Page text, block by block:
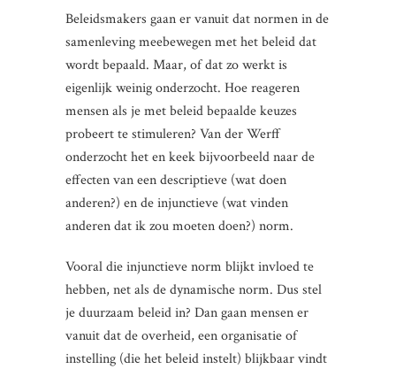
Beleidsmakers gaan er vanuit dat normen in de
samenleving meebewegen met het beleid dat
wordt bepaald. Maar, of dat zo werkt is
eigenlijk weinig onderzocht. Hoe reageren
mensen als je met beleid bepaalde keuzes
probeert te stimuleren? Van der Werff
onderzocht het en keek bijvoorbeeld naar de
effecten van een descriptieve (wat doen
anderen?) en de injunctieve (wat vinden
anderen dat ik zou moeten doen?) norm.
Vooral die injunctieve norm blijkt invloed te
hebben, net als de dynamische norm. Dus stel
je duurzaam beleid in? Dan gaan mensen er
vanuit dat de overheid, een organisatie of
instelling (die het beleid instelt) blijkbaar vindt